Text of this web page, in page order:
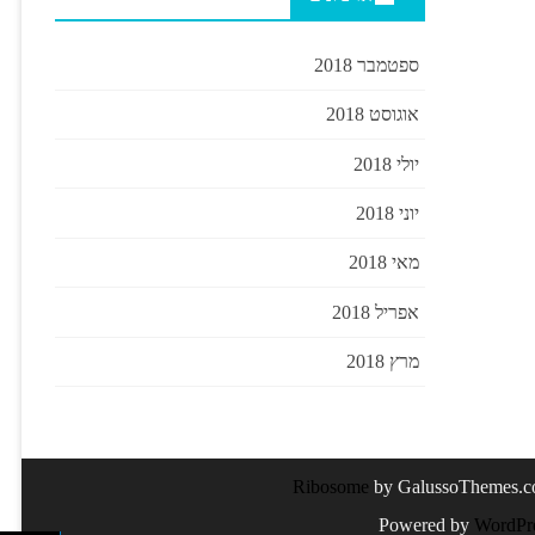
ספטמבר 2018
אוגוסט 2018
יולי 2018
יוני 2018
מאי 2018
אפריל 2018
מרץ 2018
Ribosome by
Powered by